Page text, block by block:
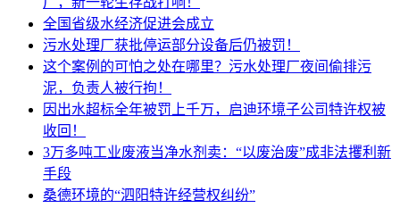
全国省级水经济促进会成立
污水处理厂获批停运部分设备后仍被罚！
这个案例的可怕之处在哪里？污水处理厂夜间偷排污
泥，负责人被行拘！
因出水超标全年被罚上千万，启迪环境子公司特许权被
收回！
3万多吨工业废液当净水剂卖：“以废治废”成非法攫利新
手段
桑德环境的“泗阳特许经营权纠纷”